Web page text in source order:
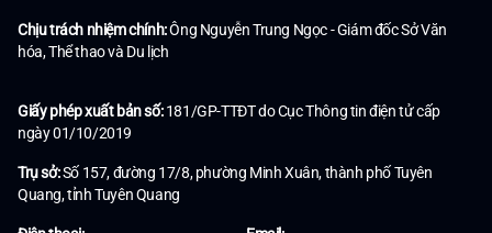
Chịu trách nhiệm chính:Ông Nguyễn Trung Ngọc - Giám đốc Sở Văn
hóa, Thể thao và Du lịch
Giấy phép xuất bản số:181/GP-TTĐT do Cục Thông tin điện tử cấp
ngày 01/10/2019
Trụ sở:Số 157, đường 17/8, phường Minh Xuân, thành phố Tuyên
Quang, tỉnh Tuyên Quang